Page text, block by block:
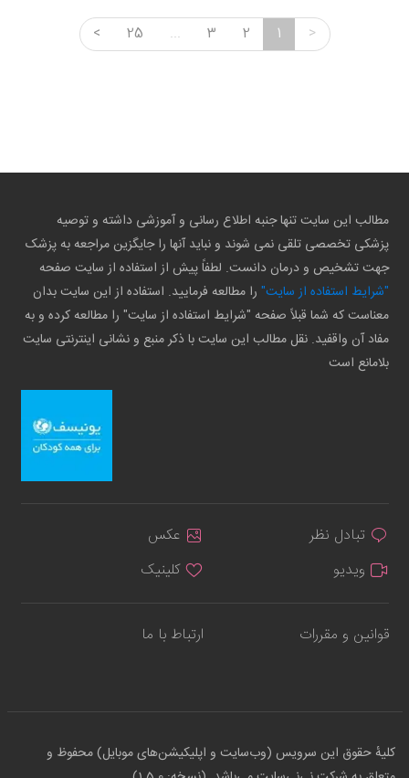
>
1
2
3
...
25
<
مطالب این سایت تنها جنبه اطلاع رسانی و آموزشی داشته و توصیه
پزشکی تخصصی تلقی نمی شوند و نباید آنها را جایگزین مراجعه به پزشک
جهت تشخیص و درمان دانست. لطفاً پیش از استفاده از سایت صفحه
"شرایط استفاده از سایت" را مطالعه فرمایید. استفاده از این سایت بدان
معناست که شما قبلاً صفحه "شرایط استفاده از سایت" را مطالعه کرده و به
مفاد آن واقفید. نقل مطالب این سایت با ذکر منبع و نشانی اینترنتی سایت
بلامانع است
تبادل نظر
عکس
ویدیو
کلینیک
قوانین و مقررات ارتباط با ما
کلیهٔ حقوق این سرویس (وب‌سایت و اپلیکیشن‌های موبایل) محفوظ و